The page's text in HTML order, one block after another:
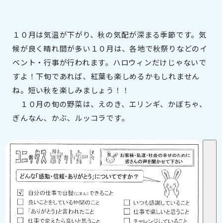
１０月は気温が下がり、秋の気配が深まる季節です。気
候が良く晴れ間が多い１０月は、各地で秋祭りなどのイ
ベント・行事が行われます。ハロウィンだけじゃないで
すよ！下旬であれば、紅葉も楽しめるかもしれません
ね。短い秋を楽しみましょう！！
１０月の旬の野菜は、えのき、エリンギ、かぼちゃ、
ぎんなん、かぶ、ルッコラです。